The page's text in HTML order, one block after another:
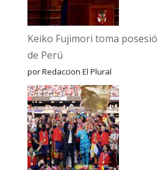
Keiko Fujimori toma
de Perú
por Redaccion El Plural